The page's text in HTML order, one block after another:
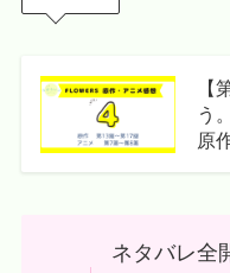
【
う
原
ネタバレ全